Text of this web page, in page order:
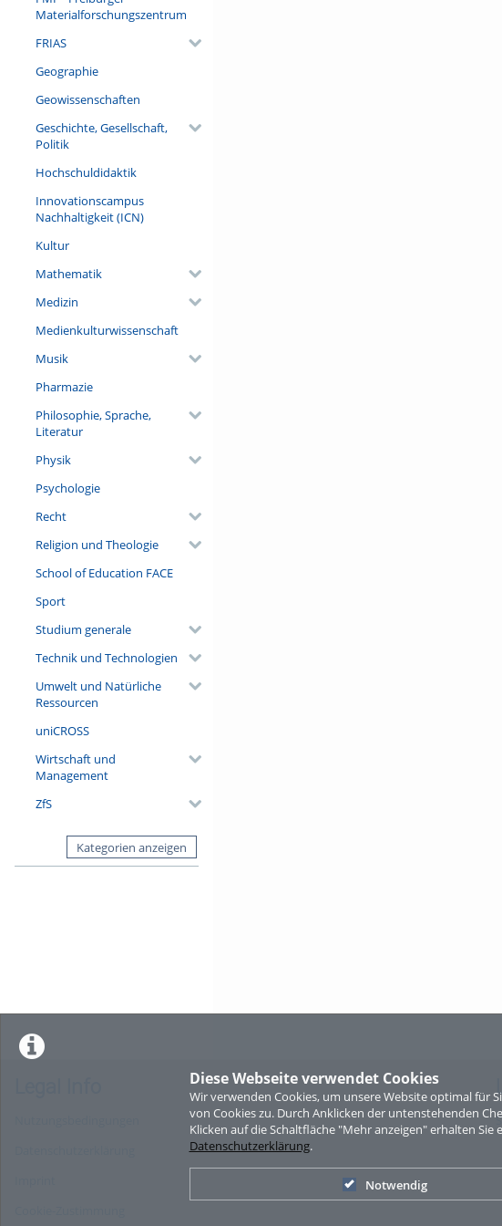
Diese Webseite verwendet Cookies
Wir verwenden Cookies, um unsere Website optimal für
von Cookies zu. Durch Anklicken der untenstehenden
Klicken auf die Schaltfläche "Mehr anzeigen" erhalten
Datenschutzerklärung.
Notwendig
Materialforschungszentrum
FRIAS
Geographie
Geowissenschaften
Geschichte, Gesellschaft,
Politik
Hochschuldidaktik
Innovationscampus
Nachhaltigkeit (ICN)
Kultur
Mathematik
Medizin
Medienkulturwissenschaft
Musik
Pharmazie
Philosophie, Sprache,
Literatur
Physik
Psychologie
Recht
Religion und Theologie
School of Education FACE
Sport
Studium generale
Technik und Technologien
Umwelt und Natürliche
Ressourcen
uniCROSS
Wirtschaft und
Management
ZfS
Kategorien anzeigen